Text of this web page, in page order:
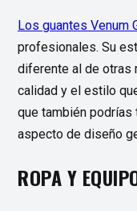
Los guantes Venum
profesionales. Su
diferente al de otras
calidad y el estilo
que también
aspecto de diseño
ROPA Y